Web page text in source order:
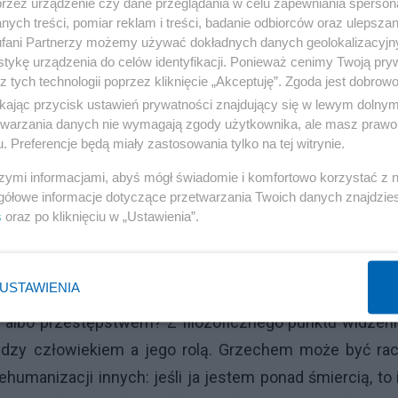
politykom, że są śmiertelni, podważa
dziś będą miały konsekwencje, których nie
ma charakter etyczny: ogranicza samowolę,
że systemy władzy – zarówno świeckie,
przestępstwem? Z filozoficznego punktu
człowiekiem a jego rolą. Grzechem może być
innych: jeśli ja jestem ponad śmiercią, to
treści, pomiar reklam i treści, badanie odbiorców oraz
Partnerzy możemy używać dokładnych danych
urządzenia do celów identyfikacji. Ponieważ cenimy Twoją
tych technologii poprzez kliknięcie „Akceptuję”. Zgoda jest
przycisk ustawień prywatności znajdujący się w lewym
danych nie wymagają zgody użytkownika, ale masz
Preferencje będą miały zastosowania tylko na tej witrynie.
informacjami, abyś mógł świadomie i komfortowo korzystać z
informacje dotyczące przetwarzania Twoich danych
oraz po kliknięciu w „Ustawienia”.
USTAWIENIA